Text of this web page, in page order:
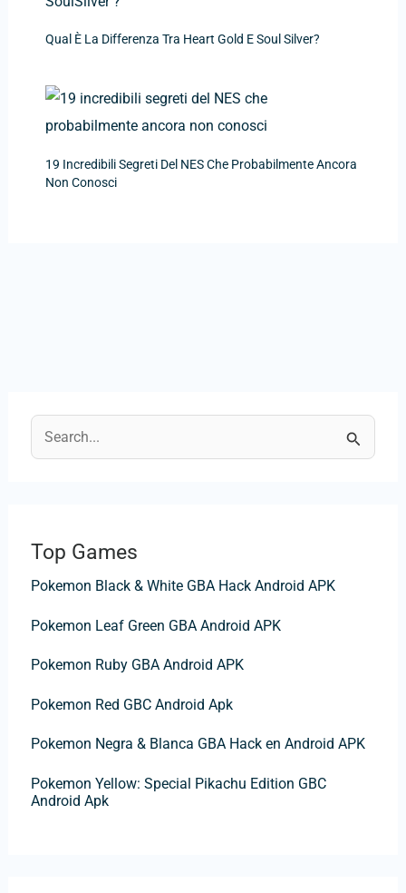
a
:
Top Games
Pokemon Black & White GBA Hack Android APK
Pokemon Leaf Green GBA Android APK
Pokemon Ruby GBA Android APK
Pokemon Red GBC Android Apk
Pokemon Negra & Blanca GBA Hack en Android APK
Pokemon Yellow: Special Pikachu Edition GBC
Android Apk
Qual È La Differenza Tra Heart Gold E Soul Silver?
19 Incredibili Segreti Del NES Che Probabilmente Ancora
Non Conosci